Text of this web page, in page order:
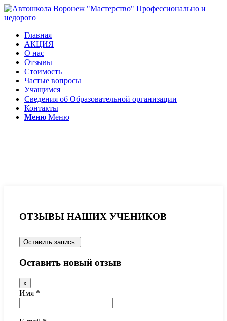
Главная
АКЦИЯ
О нас
Отзывы
Стоимость
Частые вопросы
Учащимся
Сведения об Образовательной организации
Контакты
Меню Меню
ОТЗЫВЫ НАШИХ УЧЕНИКОВ
Оставить новый отзыв
x
эту
форму.
Имя *